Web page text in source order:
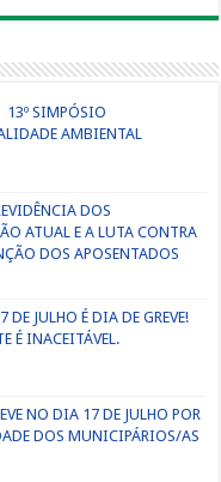
13º SIMPÓSIO
AMBIENTAL
DOS
ATUAL E A LUTA CONTRA
DOS APOSENTADOS
JULHO É DIA DE GREVE!
É INACEITÁVEL.
NO DIA 17 DE JULHO POR
DOS MUNICIPÁRIOS/AS